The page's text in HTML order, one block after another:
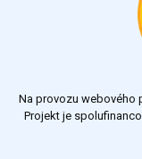
Výsledky
Na provozu webového
Projekt je